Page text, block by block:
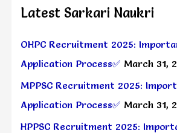
Latest Sarkari Naukri
OHPC Recruitment 2025:
Application Process✅ March 31,
MPPSC Recruitment 2025:
Application Process✅ March 31,
HPPSC Recruitment 2025: